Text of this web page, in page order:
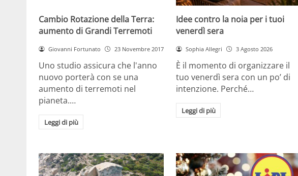
Cambio Rotazione della Terra:
aumento di Grandi Terremoti
Giovanni Fortunato 23 Novembre 2017
Uno studio assicura che l'anno
nuovo porterà con se una
aumento di terremoti nel
pianeta.…
Leggi di più
Idee contro la noia per i tuoi
venerdì sera
Sophia Allegri 3 Agosto 2026
È il momento di organizzare il
tuo venerdì sera con un po’ di
intenzione. Perché…
Leggi di più